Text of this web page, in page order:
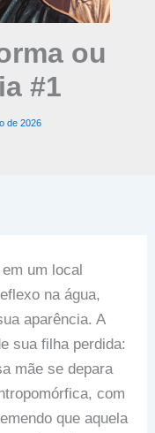
ou
#1
de 2026
um local
na água,
aparência. A
sua filha perdida:
mãe se depara
com
que aquela